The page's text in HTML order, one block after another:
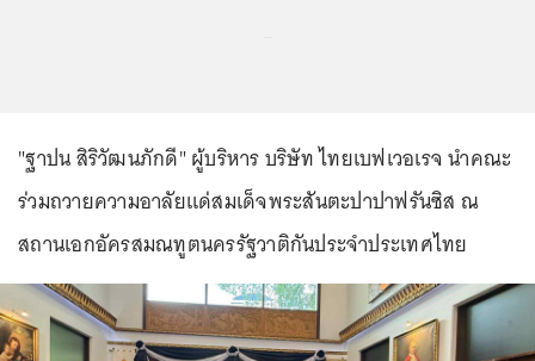
"ฐาปน สิริวัฒนภักดี" ผู้บริหาร บริษัท ไทยเบฟเวอเรจ นำคณะ
ร่วมถวายความอาลัยแด่สมเด็จพระสันตะปาปาฟรันซิส ณ
สถานเอกอัครสมณทูตนครรัฐวาติกันประจำประเทศไทย